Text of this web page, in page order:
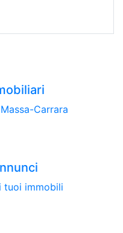
Carrara
tuoi immobili